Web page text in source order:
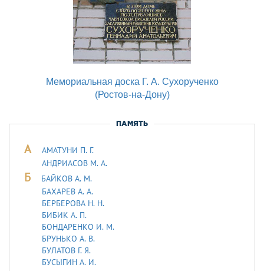
Мемориальная доска Г. А. Сухорученко
(Ростов-на-Дону)
ПАМЯТЬ
А
АМАТУНИ П. Г.
АНДРИАСОВ М. А.
Б
БАЙКОВ А. М.
БАХАРЕВ А. А.
БЕРБЕРОВА Н. Н.
БИБИК А. П.
БОНДАРЕНКО И. М.
БРУНЬКО А. В.
БУЛАТОВ Г. Я.
БУСЫГИН А. И.